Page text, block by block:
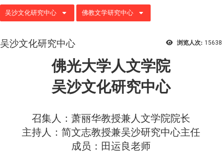
吴沙文化研究中心 佛教文学研究中心
浏览人次: 15638
吴沙文化研究中心
佛光大学人文学院
吴沙文化研究中心
召集人：萧丽华教授兼人文学院院长
主持人：简文志教授兼吴沙研究中心主任
成员：田运良老师